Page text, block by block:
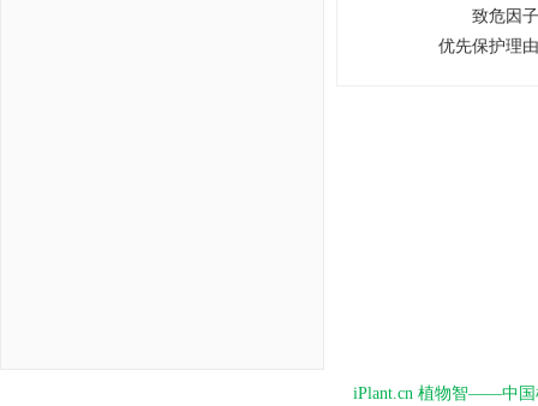
致危因
优先保护理
iPlant.cn 植物智——中国